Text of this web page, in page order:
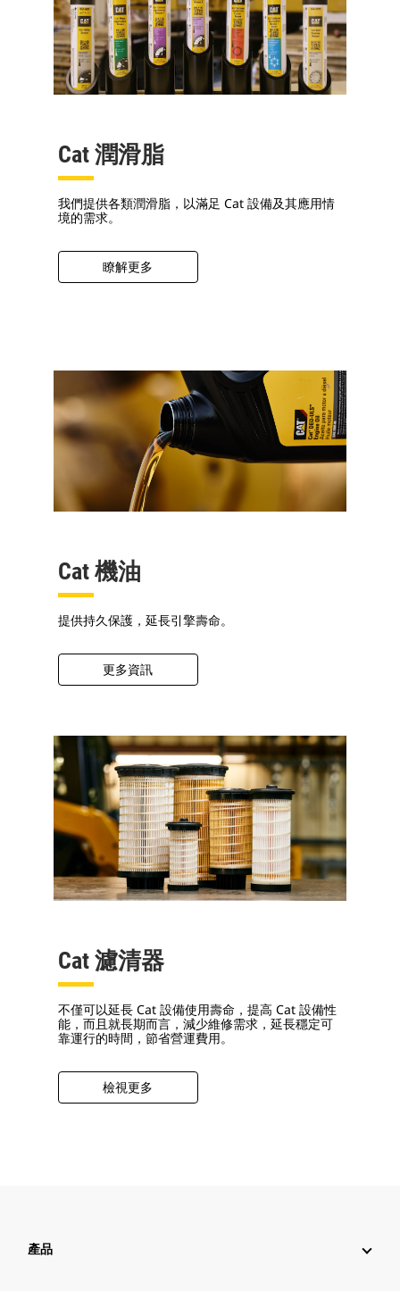
Cat 潤滑脂
我們提供各類潤滑脂，以滿足 Cat 設備及其應用情
境的需求。
瞭解更多
Cat 機油
提供持久保護，延長引擎壽命。
更多資訊
Cat 濾清器
不僅可以延長 Cat 設備使用壽命，提高 Cat 設備性
能，而且就長期而言，減少維修需求，延長穩定可
靠運行的時間，節省營運費用。
檢視更多
產品